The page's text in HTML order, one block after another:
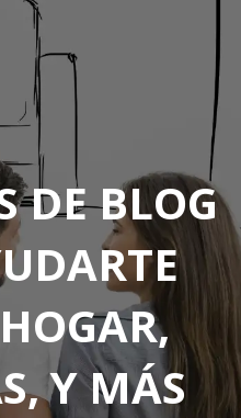
DE BLOG
Y MÁS